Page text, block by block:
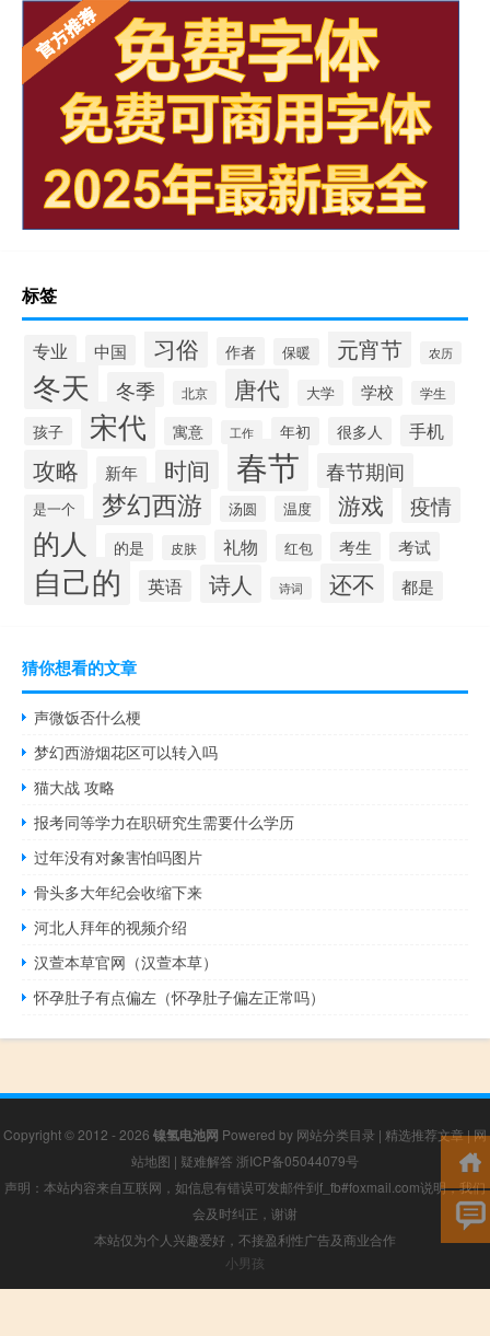
标签
专业 中国 习俗 作者 保暖 元宵节 农历
冬天 冬季 北京 唐代 大学 学校 学生
孩子 宋代 寓意 工作 年初 很多人 手机
攻略 新年 时间 春节 春节期间
是一个 梦幻西游 汤圆 温度 游戏 疫情
的人 的是 皮肤 礼物 红包 考生 考试
自己的 英语 诗人 诗词 还不 都是
猜你想看的文章
声微饭否什么梗
梦幻西游烟花区可以转入吗
猫大战 攻略
报考同等学力在职研究生需要什么学历
过年没有对象害怕吗图片
骨头多大年纪会收缩下来
河北人拜年的视频介绍
汉萱本草官网（汉萱本草）
怀孕肚子有点偏左（怀孕肚子偏左正常吗）
Copyright © 2012 - 2026 镍氢电池网 Powered by 网站分类目录 | 精选推荐文章|网
站地图 | 疑难解答 浙ICP备05044079号
声明：本站内容来自互联网，如信息有错误可发邮件到f_fb#foxmail.com说明，我们
会及时纠正，谢谢
本站仅为个人兴趣爱好，不接盈利性广告及商业合作
小男孩